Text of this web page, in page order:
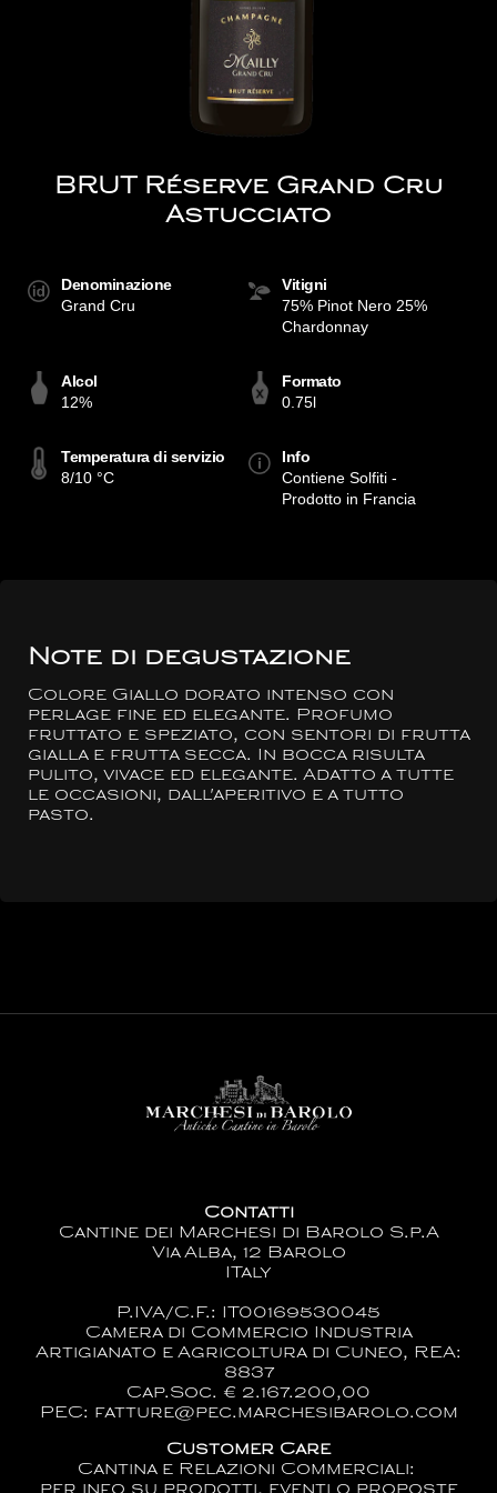
BRUT Réserve Grand Cru
Astucciato
Denominazione
Grand Cru
Vitigni
75% Pinot Nero 25%
Chardonnay
Alcol
12%
Formato
0.75l
Temperatura di servizio
8/10 °C
Info
Contiene Solfiti -
Prodotto in Francia
Note di degustazione
Colore Giallo dorato intenso con
perlage fine ed elegante. Profumo
fruttato e speziato, con sentori di frutta
gialla e frutta secca. In bocca risulta
pulito, vivace ed elegante. Adatto a tutte
le occasioni, dall'aperitivo e a tutto
pasto.
Contatti
Cantine dei Marchesi di Barolo S.p.A
Via Alba, 12 Barolo
ITaly
P.IVA/C.F.: IT00169530045
Camera di Commercio Industria
Artigianato e Agricoltura di Cuneo, REA:
8837
Cap.Soc. € 2.167.200,00
PEC: fatture@pec.marchesibarolo.com
Customer Care
Cantina e Relazioni Commerciali:
per info su prodotti, eventi o proposte